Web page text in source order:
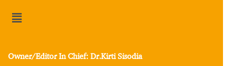
Owner/Editor In Chief: Dr.Kirti Sisodia